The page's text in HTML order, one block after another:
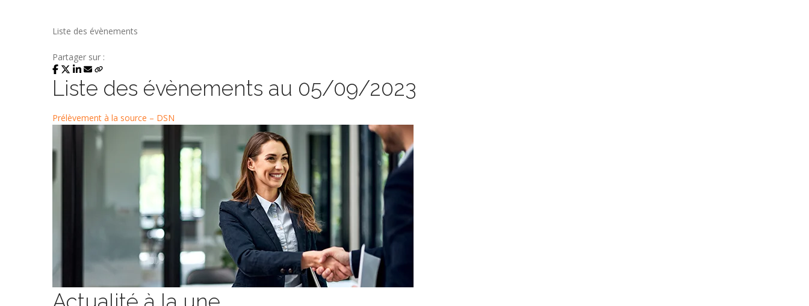
Liste des évènements
Partager sur :
Liste des évènements au 05/09/2023
Prélèvement à la source – DSN